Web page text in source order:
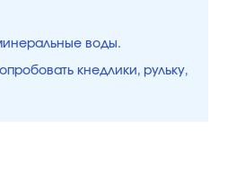
воды.
кнедлики, рульку,